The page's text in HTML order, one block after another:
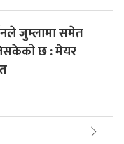
जुम्लामा समेत
छ : मेयर